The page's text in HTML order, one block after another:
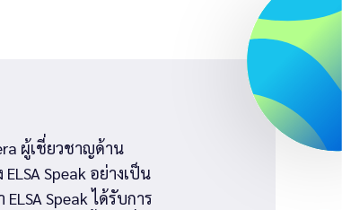
ผู้เชี่ยวชาญด้าน
Speak อย่างเป็น
Speak ได้รับการ